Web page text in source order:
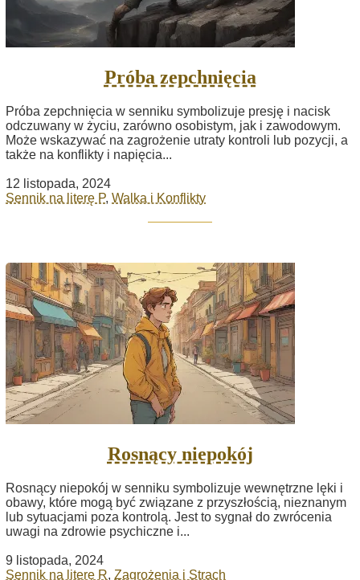
Próba zepchnięcia
Próba zepchnięcia w senniku symbolizuje presję i nacisk
odczuwany w życiu, zarówno osobistym, jak i zawodowym.
Może wskazywać na zagrożenie utraty kontroli lub pozycji, a
także na konflikty i napięcia...
12 listopada, 2024
Sennik na literę P, Walka i Konflikty
Rosnący niepokój
Rosnący niepokój w senniku symbolizuje wewnętrzne lęki i
obawy, które mogą być związane z przyszłością, nieznanym
lub sytuacjami poza kontrolą. Jest to sygnał do zwrócenia
uwagi na zdrowie psychiczne i...
9 listopada, 2024
Sennik na literę R, Zagrożenia i Strach